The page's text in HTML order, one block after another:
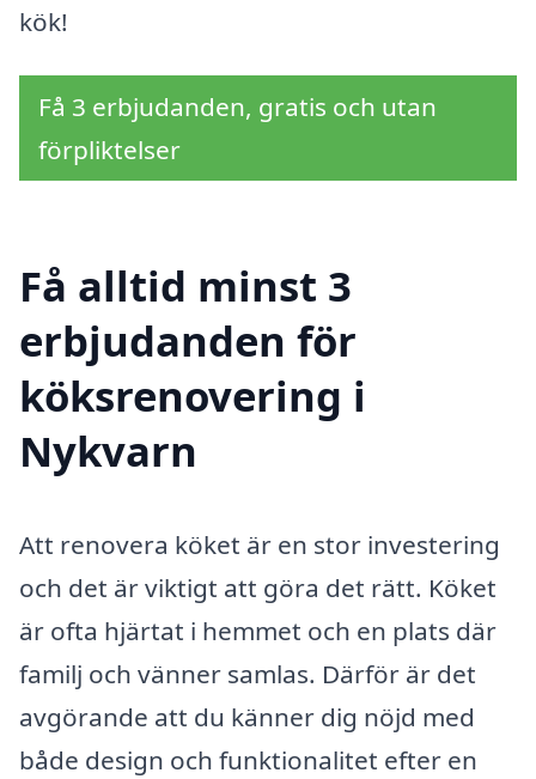
kök!
Få 3 erbjudanden, gratis och utan
förpliktelser
Få alltid minst 3
erbjudanden för
köksrenovering i
Nykvarn
Att renovera köket är en stor investering
och det är viktigt att göra det rätt. Köket
är ofta hjärtat i hemmet och en plats där
familj och vänner samlas. Därför är det
avgörande att du känner dig nöjd med
både design och funktionalitet efter en